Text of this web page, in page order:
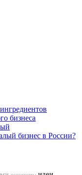
бизнеса
бизнес в России?